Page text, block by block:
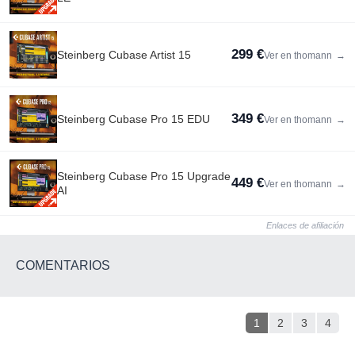
Steinberg Cubase Artist 15 299 €Ver en thomann →
Steinberg Cubase Pro 15 EDU 349 €Ver en thomann →
Steinberg Cubase Pro 15 Upgrade
AI
449 €Ver en thomann →
Enlaces de afiliación
COMENTARIOS
1 2 3 4